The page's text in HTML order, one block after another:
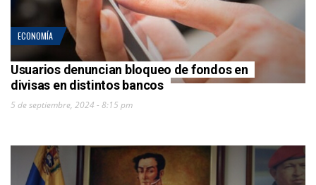
ECONOMÍA
Usuarios denuncian bloqueo de fondos en
divisas en distintos bancos
5 de septiembre, 2024 - 8:15 pm